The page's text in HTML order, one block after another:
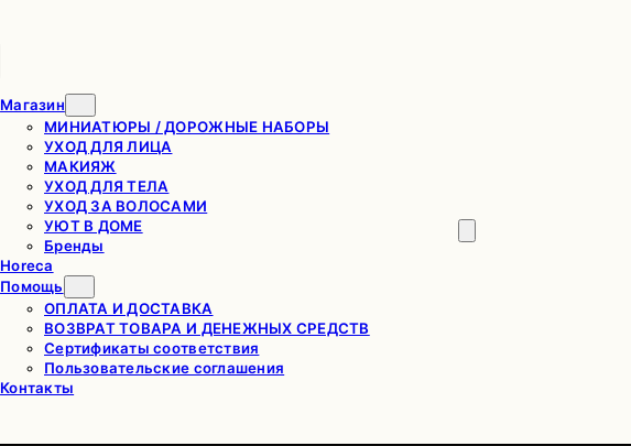
Магазин
МИНИАТЮРЫ / ДОРОЖНЫЕ НАБОРЫ
УХОД ДЛЯ ЛИЦА
МАКИЯЖ
УХОД ДЛЯ ТЕЛА
УХОД ЗА ВОЛОСАМИ
УЮТ В ДОМЕ
Бренды
Horeca
Помощь
ОПЛАТА И ДОСТАВКА
ВОЗВРАТ ТОВАРА И ДЕНЕЖНЫХ СРЕДСТВ
Сертификаты соответствия
Пользовательские соглашения
Контакты